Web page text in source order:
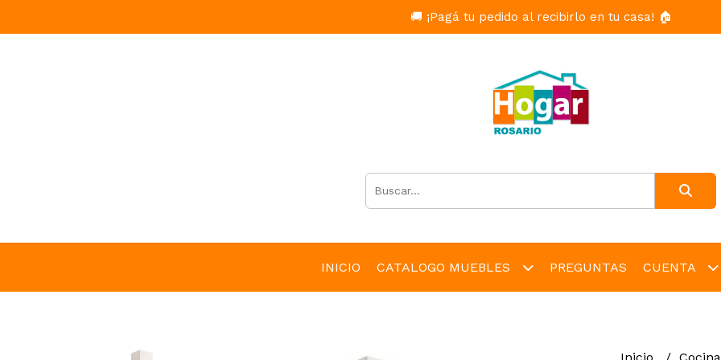
🚚 ¡Pagá tu pedido al recibirlo en tu casa! 🏠
INICIO CATALOGO MUEBLES PREGUNTAS CUENTA